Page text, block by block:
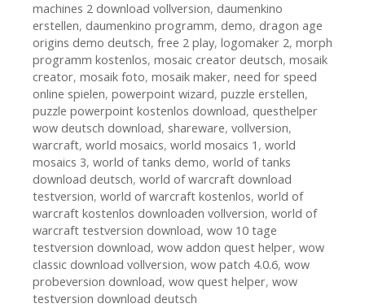
machines 2 download vollversion, daumenkino
erstellen, daumenkino programm, demo, dragon age
origins demo deutsch, free 2 play, logomaker 2, morph
programm kostenlos, mosaic creator deutsch, mosaik
creator, mosaik foto, mosaik maker, need for speed
online spielen, powerpoint wizard, puzzle erstellen,
puzzle powerpoint kostenlos download, questhelper
wow deutsch download, shareware, vollversion,
warcraft, world mosaics, world mosaics 1 , world
mosaics 3, world of tanks demo, world of tanks
download deutsch, world of warcraft download
testversion, world of warcraft kostenlos, world of
warcraft kostenlos downloaden vollversion, world of
warcraft testversion download, wow 10 tage
testversion download, wow addon quest helper, wow
classic download vollversion, wow patch 4.0.6, wow
probeversion download, wow quest helper, wow
testversion download deutsch